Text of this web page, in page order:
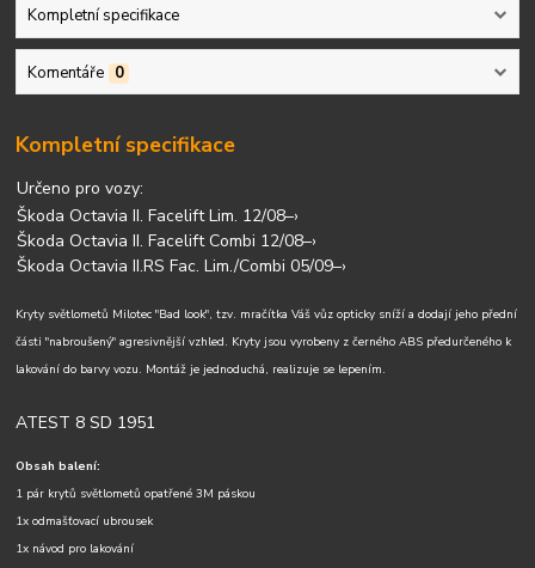
Kompletní specifikace
Komentáře 0
Kompletní specifikace
Určeno pro vozy:
Škoda Octavia II. Facelift Lim. 12/08–›
Škoda Octavia II. Facelift Combi 12/08–›
Škoda Octavia II.RS Fac. Lim./Combi 05/09–›
Kryty světlometů Milotec "Bad look", tzv. mračítka Váš vůz opticky sníží a dodají jeho přední
části "nabroušený" agresivnější vzhled. Kryty jsou vyrobeny z černého ABS předurčeného k
lakování do barvy vozu. Montáž je jednoduchá, realizuje se lepením.
ATEST 8 SD 1951
Obsah balení:
1 pár krytů světlometů opatřené 3M páskou
1x odmašťovací ubrousek
1x návod pro lakování